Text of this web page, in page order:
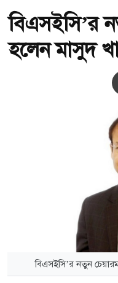
বিএসইসি’র
হলেন মাসুদ
বিএসইসি’র নতুন